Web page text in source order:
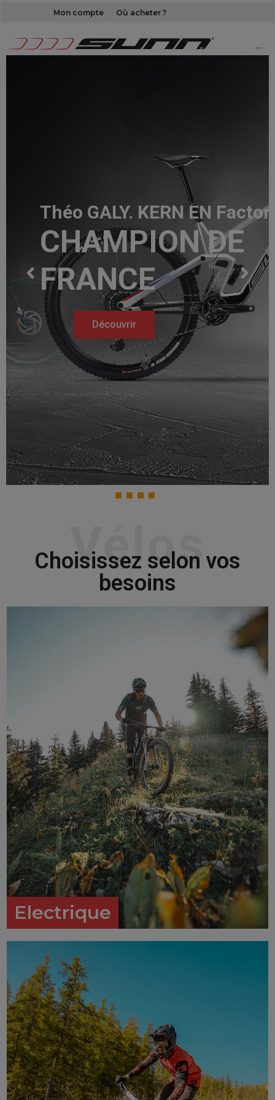
Mon compte Où acheter ?
···
Théo GALY. KERN EN
CHAMPION DE
FRANCE
Découvrir
Vélos
Choisissez selon vos
besoins
Electrique